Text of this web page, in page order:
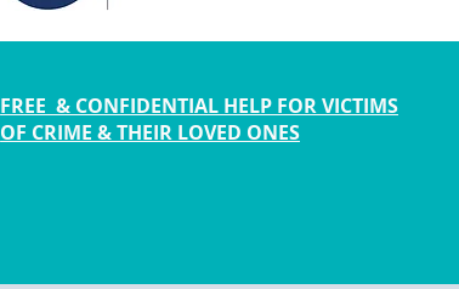
FREE & CONFIDENTIAL HELP FOR VICTIMS
OF CRIME & THEIR LOVED ONES